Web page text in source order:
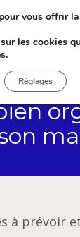
à prévoir
vous offrir
les cookies
.
Réglages